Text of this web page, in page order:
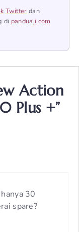
Twitter dan
di panduaji.com
Action
Plus +”
30
spare?